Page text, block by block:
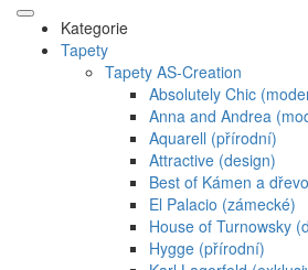
Kategorie
Tapety
Tapety AS-Creation
Absolutely Chic
Anna and Andrea
Aquarell (přírodní)
Attractive (design)
Best of Kámen a
El Palacio (zámecké)
House of Turnowsky
Hygge (přírodní)